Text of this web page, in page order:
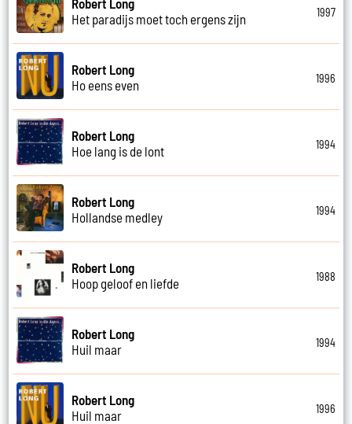
Het paradijs moet toch ergens zijn
1997
Robert Long
Ho eens even
1996
Robert Long
Hoe lang is de lont
1994
Robert Long
Hollandse medley
1994
Robert Long
Hoop geloof en liefde
1988
Robert Long
Huil maar
1994
Robert Long
Huil maar
1996